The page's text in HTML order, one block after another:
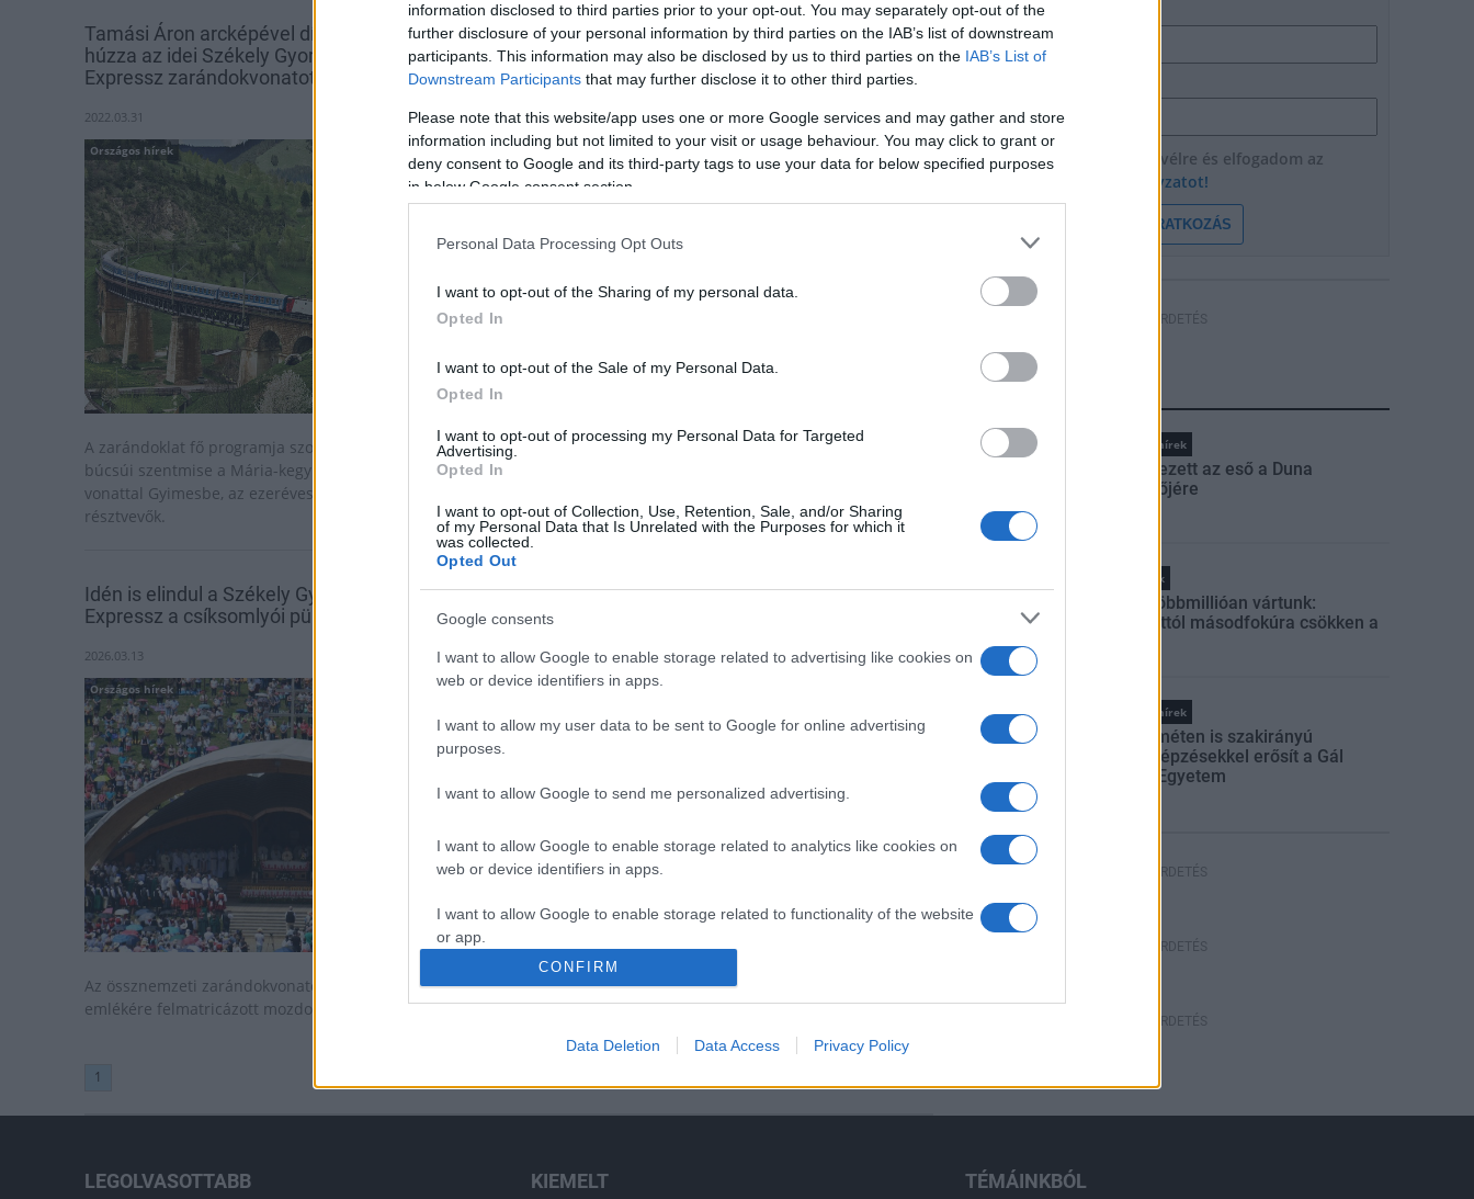
information disclosed to third parties prior to your opt-out. You may separately opt-out of the
further disclosure of your personal information by third parties on the IAB’s list of downstream
participants. This information may also be disclosed by us to third parties on the IAB’s List of
Downstream Participants that may further disclose it to other third parties.
Please note that this website/app uses one or more Google services and may gather and store
information including but not limited to your visit or usage behaviour. You may click to grant or
deny consent to Google and its third-party tags to use your data for below specified purposes
in below Google consent section.
Personal Data Processing Opt Outs
I want to opt-out of the Sharing of my personal data.
Opted In
I want to opt-out of the Sale of my Personal Data.
Opted In
I want to opt-out of processing my Personal Data for Targeted
Advertising.
Opted In
I want to opt-out of Collection, Use, Retention, Sale, and/or Sharing
of my Personal Data that Is Unrelated with the Purposes for which it
was collected.
Opted Out
Google consents
I want to allow Google to enable storage related to advertising like cookies on
web or device identifiers in apps.
I want to allow my user data to be sent to Google for online advertising
purposes.
I want to allow Google to send me personalized advertising.
I want to allow Google to enable storage related to analytics like cookies on
web or device identifiers in apps.
I want to allow Google to enable storage related to functionality of the website
or app.
I want to allow Google to enable storage related to personalization.
I want to allow Google to enable storage related to security, including
authentication functionality and fraud prevention, and other user protection.
CONFIRM
Data Deletion Data Access Privacy Policy
Tamási Áron arcképével díszített mozdony
húzza az idei Székely Gyors-Csíksomlyó
Expressz zarándokvonatot
2022.03.31
Országos hírek
A zarándoklat fő programja szombaton csíksomlyói
búcsúi szentmise a Mária-kegyhelyen, vasárnap a
vonattal Gyimesbe, az ezeréves határhoz utaznak a
résztvevők.
Idén is elindul a Székely Gyors és a Csíksomlyó
Expressz a csíksomlyói pünkösdi búcsúba
2026.03.13
Országos hírek
Az össznemzeti zarándokvonatot a Márton Áron
emlékére felmatricázott mozdony húzza.
Minden idők leghosszabb zarándokvonata
indul a csíksomlyói pápai misére
Aktuális
Minden idők leghosszabb zarándokvonatát indítja el
Ferenc pápa június elsejei csíksomlyói szentmiséjére a
1
Név
Feliratkozom a hírlevélre és elfogadom az
adatvédelmi szabályzatot!
FELIRATKOZÁS
HÍRDETÉS
Országos hírek
Megérkezett az eső a Duna
vízgyűjtőjére
Helyi hírek
Amire többmillióan vártunk:
szombattól másodfokúra csökken a
Országos hírek
Kecskeméten is szakirányú
továbbképzésekkel erősít a Gál
Ferenc Egyetem
HÍRDETÉS
HÍRDETÉS
HÍRDETÉS
LEGOLVASOTTABB KIEMELT TÉMÁINKBÓL